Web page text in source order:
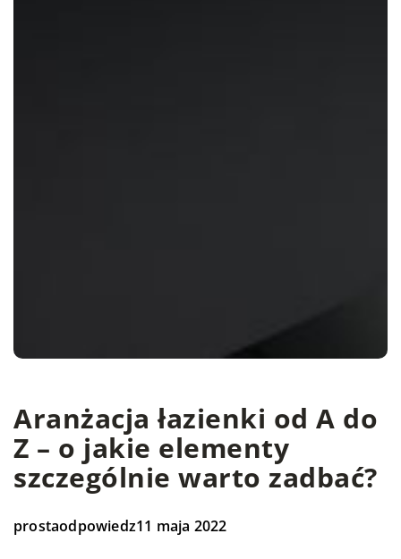
Aranżacja łazienki od A do
Z – o jakie elementy
szczególnie warto zadbać?
prostaodpowiedz11 maja 2022